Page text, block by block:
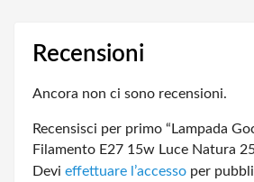
Recensioni
Ancora non ci sono recensioni.
Recensisci per primo “Lampada
Filamento E27 15w Luce Natura
Devi effettuare l’accesso per